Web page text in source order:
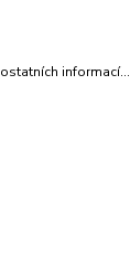
informací...